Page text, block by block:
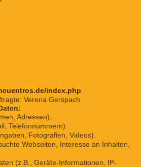
index.php
Verena Gerspach
Adressen).
Telefonnummern).
Fotografien, Videos).
Webseiten, Interesse an Inhalten,
(z.B., Geräte-Informationen, IP-